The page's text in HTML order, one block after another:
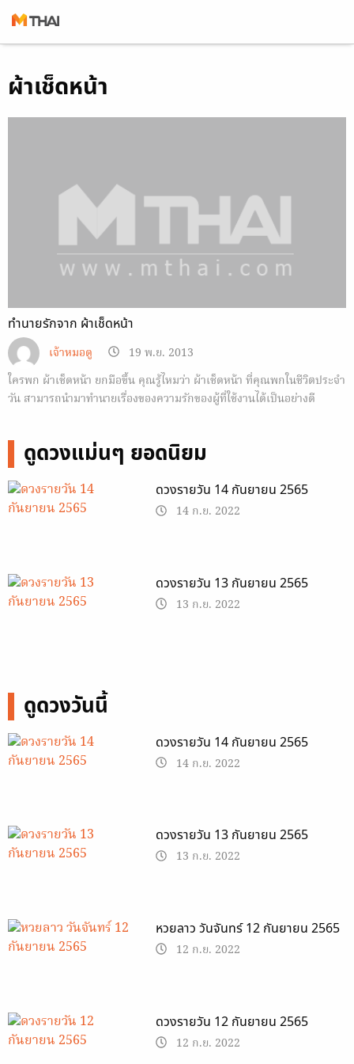
toผ้าเช็ดหน้า
ทำนายรักจาก ผ้าเช็ดหน้า
เจ้าหมอดู
19 พ.ย. 2013
ใครพก ผ้าเช็ดหน้า ยกมือขึ้น คุณรู้ไหมว่า ผ้าเช็ดหน้า ที่คุณพกในชีวิตประจำ
วัน สามารถนำมาทำนายเรื่องของความรักของผู้ที่ใช้งานได้เป็นอย่างดี
ดูดวงแม่นๆ ยอดนิยม
ดวงรายวัน 14 กันยายน 2565
14 ก.ย. 2022
ดวงรายวัน 13 กันยายน 2565
13 ก.ย. 2022
ดูดวงวันนี้
ดวงรายวัน 14 กันยายน 2565
14 ก.ย. 2022
ดวงรายวัน 13 กันยายน 2565
13 ก.ย. 2022
หวยลาว วันจันทร์ 12 กันยายน 2565
12 ก.ย. 2022
ดวงรายวัน 12 กันยายน 2565
12 ก.ย. 2022